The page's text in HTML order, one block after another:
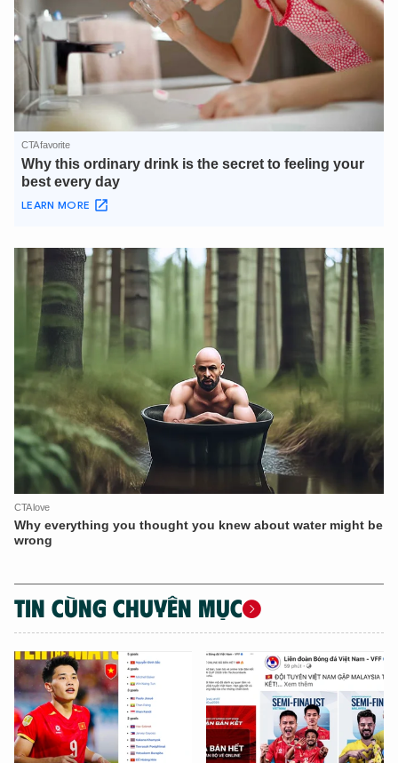
TIN CÙNG CHUYÊN MỤC
XIN CHÀO,
TÔI LÀ CHATBOT CỦA
Hãy hỏi tôi bất kỳ điều gì bạn cần biết về
An Ninh Thủ Đô nhé. Tôi sẵn sàng hỗ trợ!